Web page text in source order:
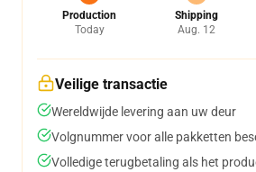
Production
Today
Shipping
Aug. 12
Veilige transactie
Wereldwijde levering aan uw deur
Volgnummer voor alle pakketten
Volledige terugbetaling als het